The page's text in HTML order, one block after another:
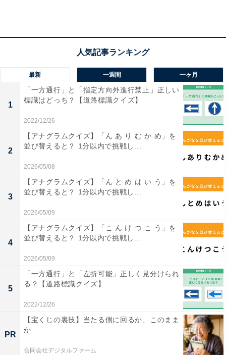
永田町にある坂「茱萸坂」はなんて読む？ ヒントは“お
最新 一週間 一ヶ月
1
「一方通行」と「指定方向外進行禁止」正しい
標識はどっち？【道路標識クイズ】
2022/12/26
2
【アナグラムクイズ】「ん あ り む か め」を
並び替えると？ 1分以内で挑戦し...
2026/05/08
3
【アナグラムクイズ】「ん と め は い う」を
並び替えると？ 1分以内で挑戦し...
2026/05/09
4
【アナグラムクイズ】「こ ん け つ こ う」を
並び替えると？ 1分以内で挑戦し...
2026/05/09
5
「一方通行」と「左折可能」正しく見分けられ
る？【道路標識クイズ】
2022/12/26
PR
【宝くじの裏技】当たる側に回るか、このまま
か
合同会社デジタルファーム